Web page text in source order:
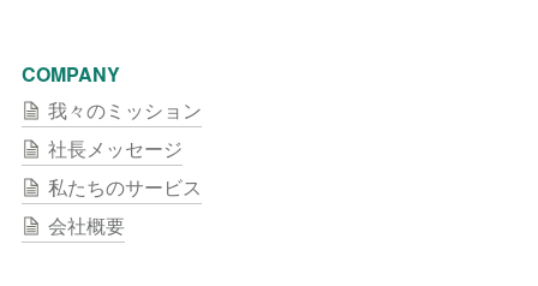
COMPANY
我々のミッション
社長メッセージ
私たちのサービス
会社概要